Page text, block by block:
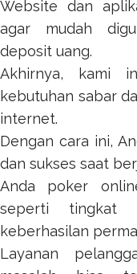
Website dan
agar mudah
deposit uang.
Akhirnya, kami
kebutuhan sabar
internet.
Dengan cara ini,
dan sukses saat
Anda poker
seperti tingkat
keberhasilan
Layanan